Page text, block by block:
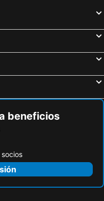
beneficios